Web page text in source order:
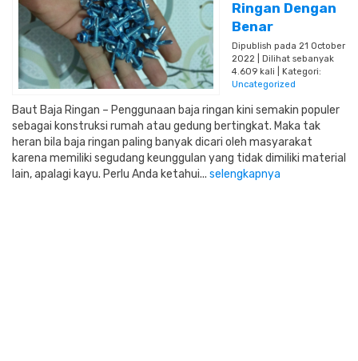
Ringan Dengan
Benar
Dipublish pada 21 October
2022 | Dilihat sebanyak
4.609 kali | Kategori:
Uncategorized
Baut Baja Ringan – Penggunaan baja ringan kini semakin populer
sebagai konstruksi rumah atau gedung bertingkat. Maka tak
heran bila baja ringan paling banyak dicari oleh masyarakat
karena memiliki segudang keunggulan yang tidak dimiliki material
lain, apalagi kayu. Perlu Anda ketahui... selengkapnya